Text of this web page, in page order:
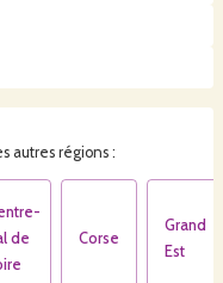
autres régions :
de
Corse
Grand
Est